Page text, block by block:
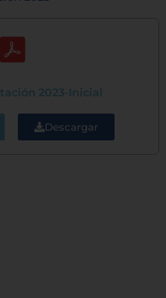
2023-Inicial
Descargar